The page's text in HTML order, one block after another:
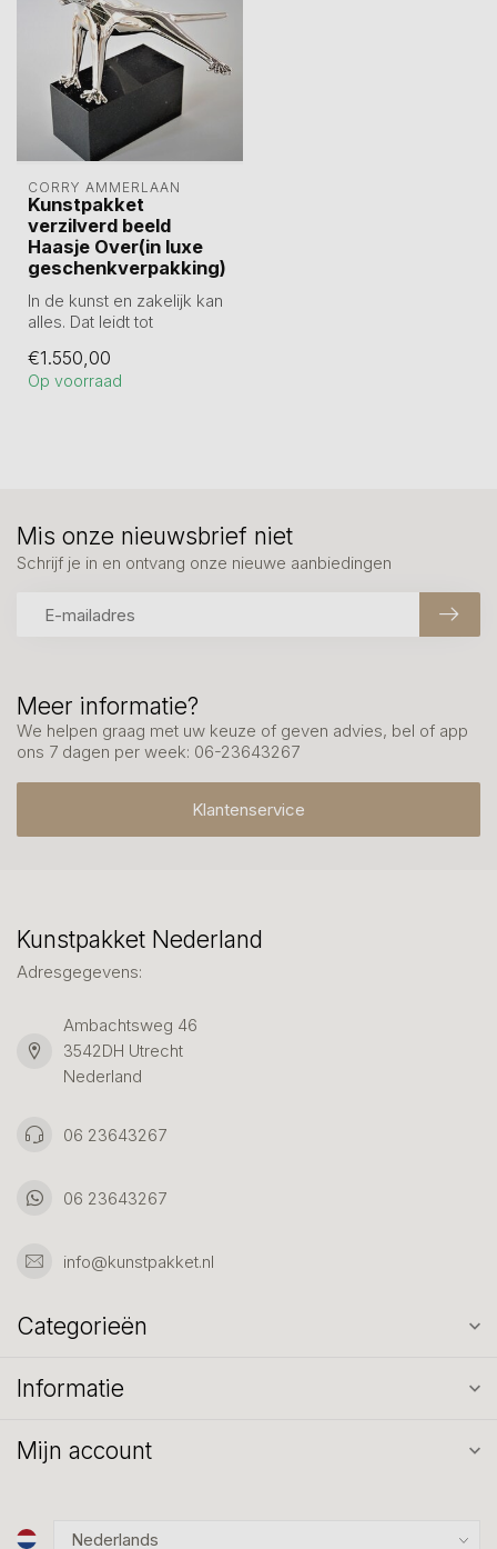
CORRY AMMERLAAN
Kunstpakket
verzilverd beeld
Haasje Over(in luxe
geschenkverpakking)
In de kunst en zakelijk kan
alles. Dat leidt tot
Beeld ...
€1.550,00
Op voorraad
Meer informatie?
We helpen graag met uw keuze of geven advies, bel of app
ons 7 dagen per week: 06-23643267
Klantenservice
Mis onze nieuwsbrief niet
Schrijf je in en ontvang onze nieuwe aanbiedingen
Kunstpakket Nederland
Adresgegevens:
Ambachtsweg 46
3542DH Utrecht
Nederland
06 23643267
06 23643267
info@kunstpakket.nl
Categorieën
Informatie
Mijn account